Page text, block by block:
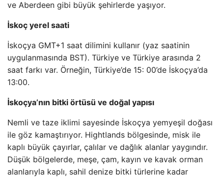
ve Aberdeen gibi büyük şehirlerde yaşıyor.
İskoç yerel saati
İskoçya GMT+1 saat dilimini kullanır (yaz saatinin
uygulanmasında BST). Türkiye ve Türkiye arasında 2
saat farkı var. Örneğin, Türkiye’de 15: 00’de İskoçya’da
13:00.
İskoçya’nın bitki örtüsü ve doğal yapısı
Nemli ve taze iklimi sayesinde İskoçya yemyeşil doğası
ile göz kamaştırıyor. Hightlands bölgesinde, misk ile
kaplı büyük çayırlar, çalılar ve dağlık alanlar yaygındır.
Düşük bölgelerde, meşe, çam, kayın ve kavak orman
alanlarıyla kaplı, sahil denize bitki türlerine kadar